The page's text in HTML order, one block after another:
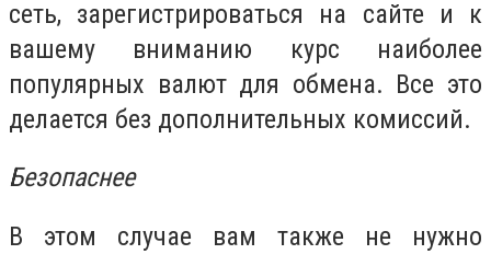
сеть, зарегистрироваться на сайте и к
вашему вниманию курс наиболее
популярных валют для обмена. Все это
делается без дополнительных комиссий.
Безопаснее
В этом случае вам также не нужно